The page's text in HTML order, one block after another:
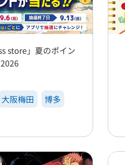
store」夏のポイン
大阪梅田 博多